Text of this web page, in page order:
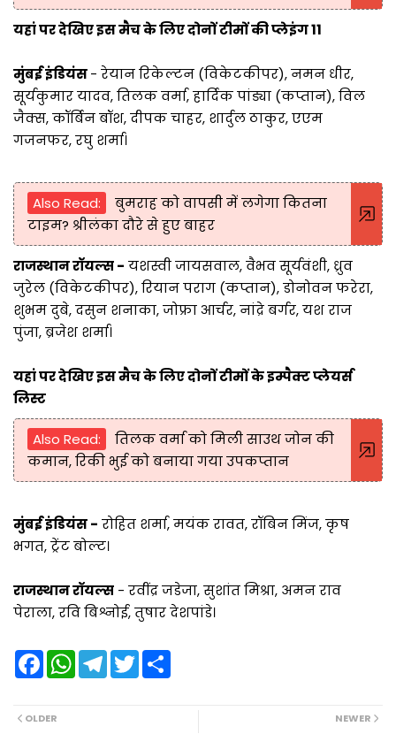
यहां पर देखिए इस मैच के लिए दोनों टीमों की प्लेइंग 11
मुंबई इंडियंस- रेयान रिकेल्टन (विकेटकीपर), नमन धीर,
सूर्यकुमार यादव, तिलक वर्मा, हार्दिक पांड्या (कप्तान), विल
जैक्स, कॉर्बिन बॉश, दीपक चाहर, शार्दुल ठाकुर, एएम
गजनफर, रघु शर्मा।
Also Read:
बुमराह को वापसी में लगेगा कितना
टाइम? श्रीलंका दौरे से हुए बाहर
राजस्थान रॉयल्स - यशस्वी जायसवाल, वैभव सूर्यवंशी, ध्रुव
जुरेल (विकेटकीपर), रियान पराग (कप्तान), डोनोवन फरेरा,
शुभम दुबे, दसुन शनाका, जोफ्रा आर्चर, नांद्रे बर्गर, यश राज
पुंजा, ब्रजेश शर्मा।
यहां पर देखिए इस मैच के लिए दोनों टीमों के इम्पैक्ट प्लेयर्स
लिस्ट
Also Read:
तिलक वर्मा को मिली साउथ जोन की
कमान, रिकी भुई को बनाया गया उपकप्तान
मुंबई इंडियंस - रोहित शर्मा, मयंक रावत, रॉबिन मिंज, कृष
भगत, ट्रेंट बोल्ट।
राजस्थान रॉयल्स - रवींद्र जडेजा, सुशांत मिश्रा, अमन राव
पेराला, रवि बिश्नोई, तुषार देशपांडे।
F
a
b
o
W
T
e
T
w
NEWER
OLDER